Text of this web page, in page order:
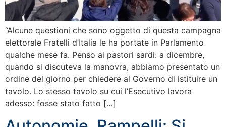
“Alcune questioni che sono oggetto di questa campagna
elettorale Fratelli d’Italia le ha portate in Parlamento
qualche mese fa. Penso ai pastori sardi: a dicembre,
quando si discuteva la manovra, abbiamo presentato un
ordine del giorno per chiedere al Governo di istituire un
tavolo. Lo stesso tavolo su cui l’Esecutivo lavora
adesso: fosse stato fatto […]